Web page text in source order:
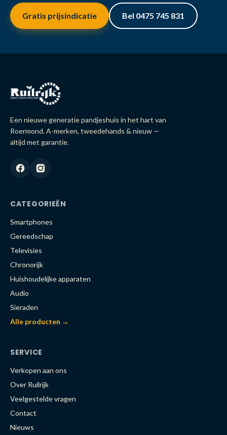
Gratis prijsindicatie Bel 0475 745 831
Een nieuwe generatie pandjeshuis in het hart van
Roermond. A-merken, tweedehands & nieuw —
altijd met garantie.
CATEGORIEËN
Smartphones
Gereedschap
Televisies
Chronorijk
Huishoudelijke apparaten
Audio
Sieraden
Alle producten →
SERVICE
Verkopen aan ons
Over Ruilrijk
Veelgestelde vragen
Contact
Nieuws